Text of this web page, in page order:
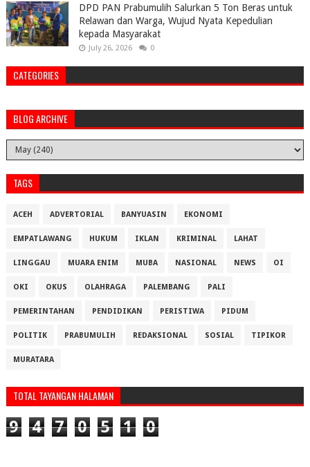
DPD PAN Prabumulih Salurkan 5 Ton Beras untuk
Relawan dan Warga, Wujud Nyata Kepedulian
kepada Masyarakat
July 26, 2026 0
CATEGORIES
BLOG ARCHIVE
TAGS
ACEH ADVERTORIAL BANYUASIN EKONOMI
EMPATLAWANG HUKUM IKLAN KRIMINAL LAHAT
LINGGAU MUARA ENIM MUBA NASIONAL NEWS OI
OKI OKUS OLAHRAGA PALEMBANG PALI
PEMERINTAHAN PENDIDIKAN PERISTIWA PIDUM
POLITIK PRABUMULIH REDAKSIONAL SOSIAL TIPIKOR
MURATARA
TOTAL TAYANGAN HALAMAN
9 4 7 0 5 1 0